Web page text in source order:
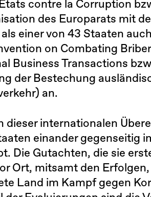
contre la Corruption
des Europarats mit
einer von 43 Staaten
on Combating
Business Transactions
der Bestechung
an.
dieser internationalen
einander gegenseitig
Die Gutachten, die sie
Ort, mitsamt den
Land im Kampf gegen